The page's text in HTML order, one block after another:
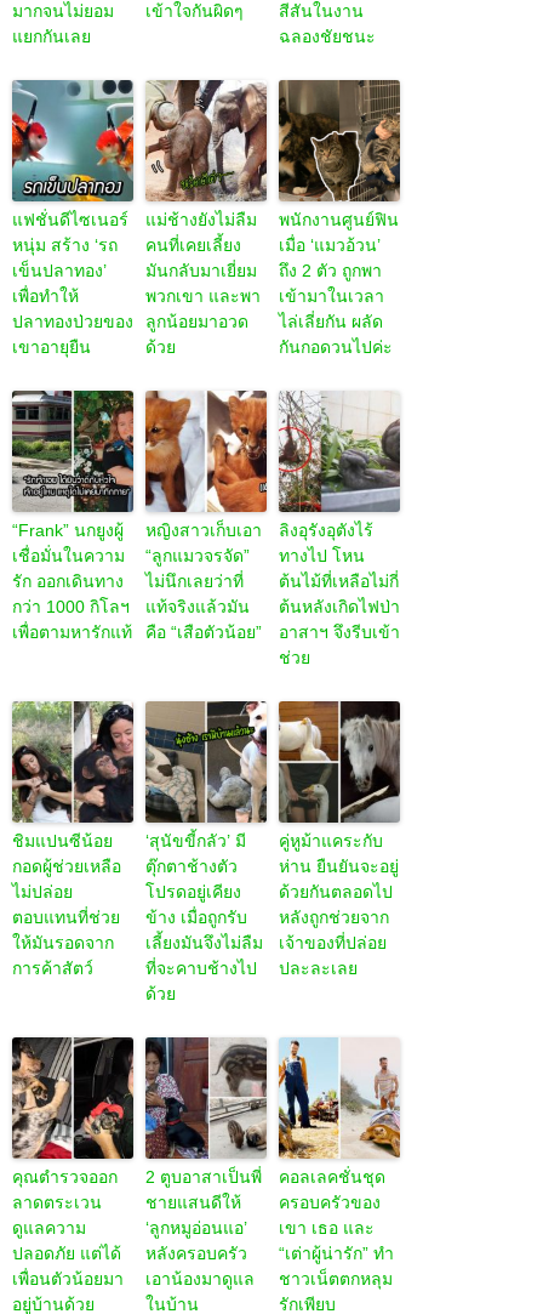
มากจนไม่ยอม
แยกกันเลย
เข้าใจกันผิดๆ
สีสันในงาน
ฉลองชัยชนะ
แฟชั่นดีไซเนอร์
หนุ่ม สร้าง ‘รถ
เข็นปลาทอง’
เพื่อทำให้
ปลาทองป่วยของ
เขาอายุยืน
แม่ช้างยังไม่ลืม
คนที่เคยเลี้ยง
มันกลับมาเยี่ยม
พวกเขา และพา
ลูกน้อยมาอวด
ด้วย
พนักงานศูนย์ฟิน
เมื่อ ‘แมวอ้วน’
ถึง 2 ตัว ถูกพา
เข้ามาในเวลา
ไล่เลี่ยกัน ผลัด
กันกอดวนไปค่ะ
“Frank” นกยูงผู้
เชื่อมั่นในความ
รัก ออกเดินทาง
กว่า 1000 กิโลฯ
เพื่อตามหารักแท้
หญิงสาวเก็บเอา
“ลูกแมวจรจัด”
ไม่นึกเลยว่าที่
แท้จริงแล้วมัน
คือ “เสือตัวน้อย”
ลิงอุรังอุตังไร้
ทางไป โหน
ต้นไม้ที่เหลือไม่กี่
ต้นหลังเกิดไฟป่า
อาสาฯ จึงรีบเข้า
ช่วย
ชิมแปนซีน้อย
กอดผู้ช่วยเหลือ
ไม่ปล่อย
ตอบแทนที่ช่วย
ให้มันรอดจาก
การค้าสัตว์
‘สุนัขขี้กลัว’ มี
ตุ๊กตาช้างตัว
โปรดอยู่เคียง
ข้าง เมื่อถูกรับ
เลี้ยงมันจึงไม่ลืม
ที่จะคาบช้างไป
ด้วย
คู่หูม้าแคระกับ
ห่าน ยืนยันจะอยู่
ด้วยกันตลอดไป
หลังถูกช่วยจาก
เจ้าของที่ปล่อย
ปละละเลย
คุณตำรวจออก
ลาดตระเวน
ดูแลความ
ปลอดภัย แต่ได้
เพื่อนตัวน้อยมา
อยู่บ้านด้วย
2 ตูบอาสาเป็นพี่
ชายแสนดีให้
‘ลูกหมูอ่อนแอ’
หลังครอบครัว
เอาน้องมาดูแล
ในบ้าน
คอลเลคชั่นชุด
ครอบครัวของ
เขา เธอ และ
“เต่าผู้น่ารัก” ทำ
ชาวเน็ตตกหลุม
รักเพียบ